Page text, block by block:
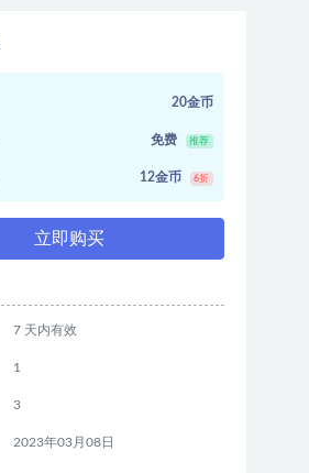
20金币
免费 推荐
12金币 6折
立即购买
7 天内有效
1
3
2023年03月08日